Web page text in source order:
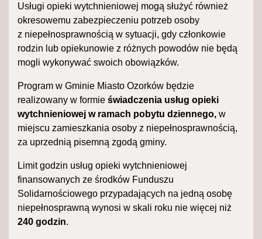
Usługi opieki wytchnieniowej mogą służyć również
okresowemu zabezpieczeniu potrzeb osoby
z niepełnosprawnością w sytuacji, gdy członkowie
rodzin lub opiekunowie z różnych powodów nie będą
mogli wykonywać swoich obowiązków.
Program w Gminie Miasto Ozorków będzie
realizowany w formie świadczenia usług opieki
wytchnieniowej w ramach pobytu dziennego, w
miejscu zamieszkania osoby z niepełnosprawnością,
za uprzednią pisemną zgodą gminy.
Limit godzin usług opieki wytchnieniowej
finansowanych ze środków Funduszu
Solidarnościowego przypadających na jedną osobę
niepełnosprawną wynosi w skali roku nie więcej niż
240 godzin.